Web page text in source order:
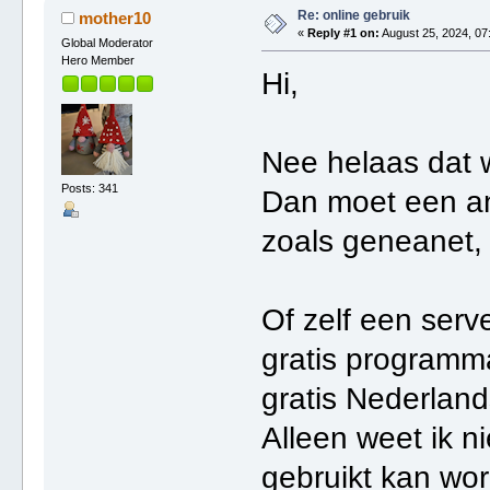
mother10
Global Moderator
Hero Member
Posts: 341
Re: online gebruik
« Reply #1 on: August 25, 2024,
Hi,
Nee helaas dat
Dan moet een
zoals
Of zelf een
gratis
gratis
Alleen weet ik
gebruikt kan